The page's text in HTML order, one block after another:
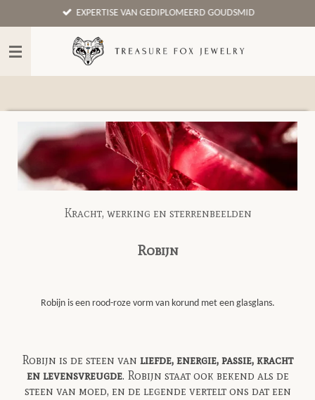
direct
naar
hoofdinhoud
EXPERTISE VAN GEDIPLOMEERD GOUDSMID
Kracht, werking en sterrenbeelden
Robijn
Robijn is een rood-roze vorm van korund met een glasglans.
Robijn is de steen van liefde, energie, passie, kracht
en levensvreugde. Robijn staat ook bekend als de
steen van moed, en de legende vertelt ons dat een